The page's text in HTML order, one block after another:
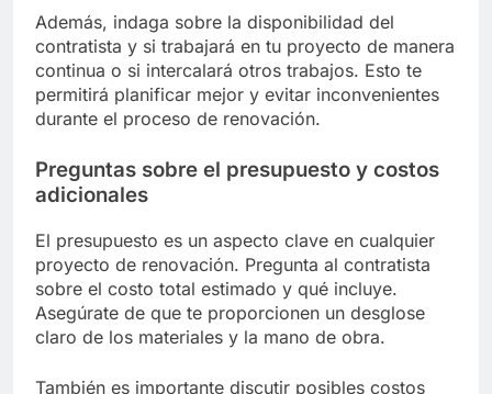
Además, indaga sobre la disponibilidad del
contratista y si trabajará en tu proyecto de manera
continua o si intercalará otros trabajos. Esto te
permitirá planificar mejor y evitar inconvenientes
durante el proceso de renovación.
Preguntas sobre el presupuesto y costos
adicionales
El presupuesto es un aspecto clave en cualquier
proyecto de renovación. Pregunta al contratista
sobre el costo total estimado y qué incluye.
Asegúrate de que te proporcionen un desglose
claro de los materiales y la mano de obra.
También es importante discutir posibles costos